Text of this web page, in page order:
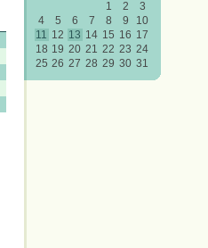
1
2
3
4
5 6 7 8 9
10
11 12 13 14 15 16 17
18 19 20 21 22 23 24
25 26 27 28 29 30 31